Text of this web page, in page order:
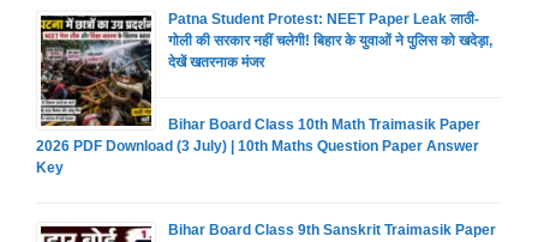
Patna Student Protest: NEET Paper Leak लाठी-
गोली की सरकार नहीं चलेगी! बिहार के युवाओं ने पुलिस को खदेड़ा,
देखें खतरनाक मंजर
Bihar Board Class 10th Math Traimasik Paper
2026 PDF Download (3 July) | 10th Maths Question Paper Answer
Key
Bihar Board Class 9th Sanskrit Traimasik Paper